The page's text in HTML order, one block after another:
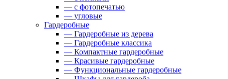
— с фотопечатью
— угловые
Гардеробные
— Гардеробные из дерева
— Гардеробные классика
— Компактные гардеробные
— Красивые гардеробные
— Функциональные гардеробные